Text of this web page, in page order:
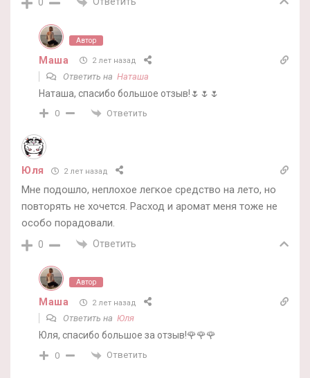
0
Автор
Маша 2 лет назад
Ответить на Наташа
Наташа, спасибо большое отзыв!🌷🌷🌷
0 Ответить
Юля 2 лет назад
Мне подошло, неплохое легкое средство на лето, но
повторять не хочется. Расход и аромат меня тоже не
особо порадовали.
0 Ответить
Автор
Маша 2 лет назад
Ответить на Юля
Юля, спасибо большое за отзыв!🌹🌹🌹
0 Ответить